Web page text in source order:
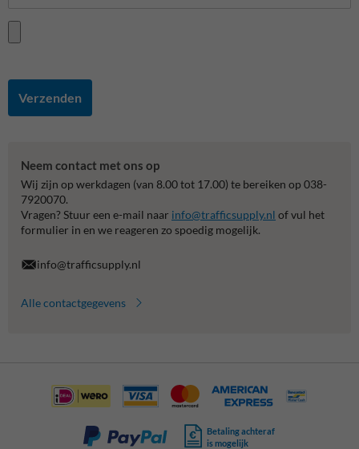
Verzenden
Neem contact met ons op
Wij zijn op werkdagen (van 8.00 tot 17.00) te bereiken op 038-
7920070.
Vragen? Stuur een e-mail naar info@trafficsupply.nl of vul het
formulier in en we reageren zo spoedig mogelijk.
info@trafficsupply.nl
Alle contactgegevens
Betaling achteraf
is mogelijk